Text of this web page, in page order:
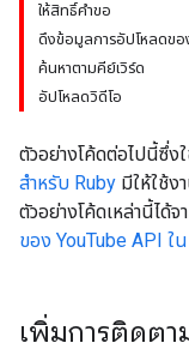
ให้สิทธิ์คำขอ
ดึงข้อมูลการอัปโหลดขอ
ค้นหาตามคีย์เวิร์ด
อัปโหลดวิดีโอ
ตัวอย่างโค้ดต่อไปนี้ซึ่ง
สำหรับ Ruby มีให้ใช้ง
ตัวอย่างโค้ดเหล่านี้ได้จ
ของ YouTube API ใ
เพิ่มการติดตา